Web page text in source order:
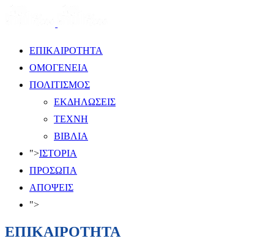
ΕΠΙΚΑΙΡΟΤΗΤΑ
ΟΜΟΓΕΝΕΙΑ
ΠΟΛΙΤΙΣΜΟΣ
ΕΚΔΗΛΩΣΕΙΣ
ΤΕΧΝΗ
ΒΙΒΛΙΑ
">ΙΣΤΟΡΙΑ
ΠΡΟΣΩΠΑ
ΑΠΟΨΕΙΣ
">
ΕΠΙΚΑΙΡΟΤΗΤΑ